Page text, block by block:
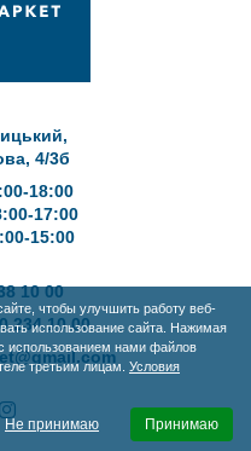
чтобы улучшить работу веб-
использование сайта. Нажимая
использованием нами файлов
третьим лицам. Условия
Не принимаю Принимаю
4/3б
18:00
17:00
15:00
10 00
234 10 00